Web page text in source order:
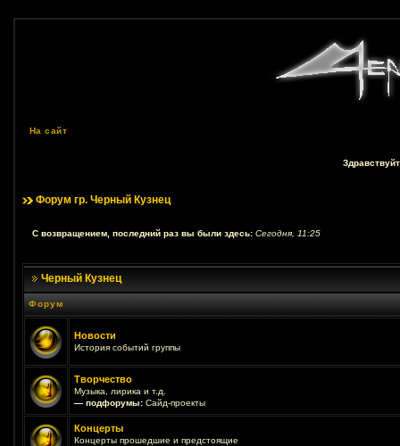
На сайт
Форум гр. Черный Кузнец
С возвращением, последний раз вы были здесь: Сегодня, 11:25
Черный Кузнец
Форум
Новости
История событий группы
Творчество
Музыка, лирика и т.д.
— подфорумы: Сайд-проекты
Концерты
Концерты прошедшие и предстоящие